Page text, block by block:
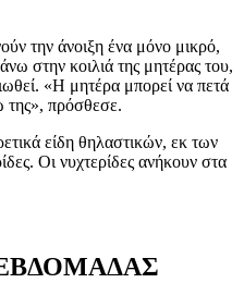
την άνοιξη ένα μόνο μικρό,
στην κοιλιά της μητέρας του,
«Η μητέρα μπορεί να πετά
της», πρόσθεσε.
είδη θηλαστικών, εκ των
Οι νυχτερίδες ανήκουν στα